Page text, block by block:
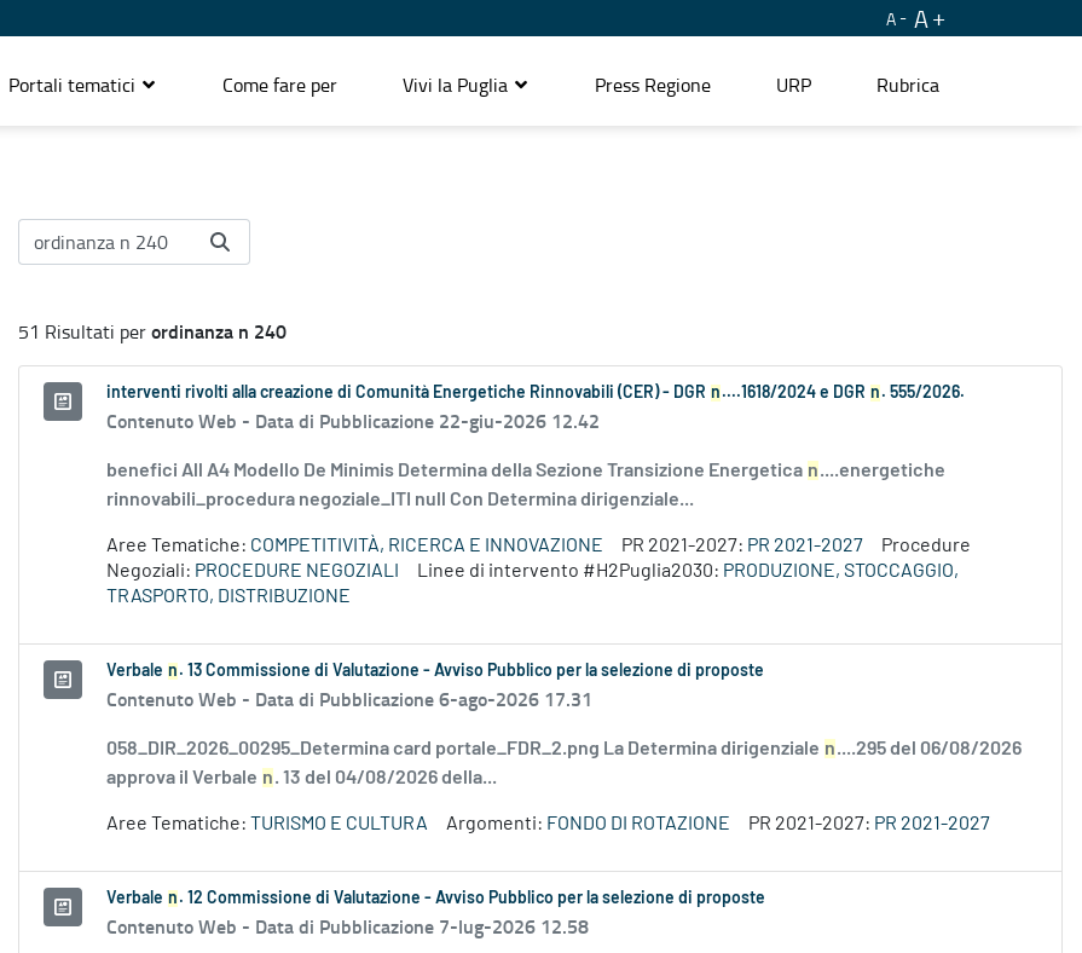
A A
Portali tematici Come fare per Vivi la Puglia Press Regione URP Rubrica
51 Risultati perordinanza n 240
interventi rivolti alla creazione di Comunità Energetiche Rinnovabili (CER) - DGR n ....1618/2024 e DGR n . 555/2026.
Contenuto Web - Data di Pubblicazione 22-giu-2026 12.42
benefici All A4 Modello De Minimis Determina della Sezione Transizione Energetica n....energetiche
rinnovabili_procedura negoziale_ITI null Con Determina dirigenziale...
Aree Tematiche: COMPETITIVITÀ, RICERCA E INNOVAZIONE PR 2021-2027: PR 2021-2027
Procedure
Negoziali: PROCEDURE NEGOZIALI Linee di intervento #H2Puglia2030: PRODUZIONE, STOCCAGGIO,
TRASPORTO, DISTRIBUZIONE
Verbale n . 13 Commissione di Valutazione - Avviso Pubblico per la selezione di proposte
Contenuto Web - Data di Pubblicazione 6-ago-2026 17.31
058_DIR_2026_00295_Determina card portale_FDR_2.png La Determina dirigenziale n....295 del 06/08/2026
approva il Verbale n. 13 del 04/08/2026 della...
Aree Tematiche: TURISMO E CULTURA Argomenti: FONDO DI ROTAZIONE PR 2021-2027: PR 2021-2027
Verbale n . 12 Commissione di Valutazione - Avviso Pubblico per la selezione di proposte
Contenuto Web - Data di Pubblicazione 7-lug-2026 12.58